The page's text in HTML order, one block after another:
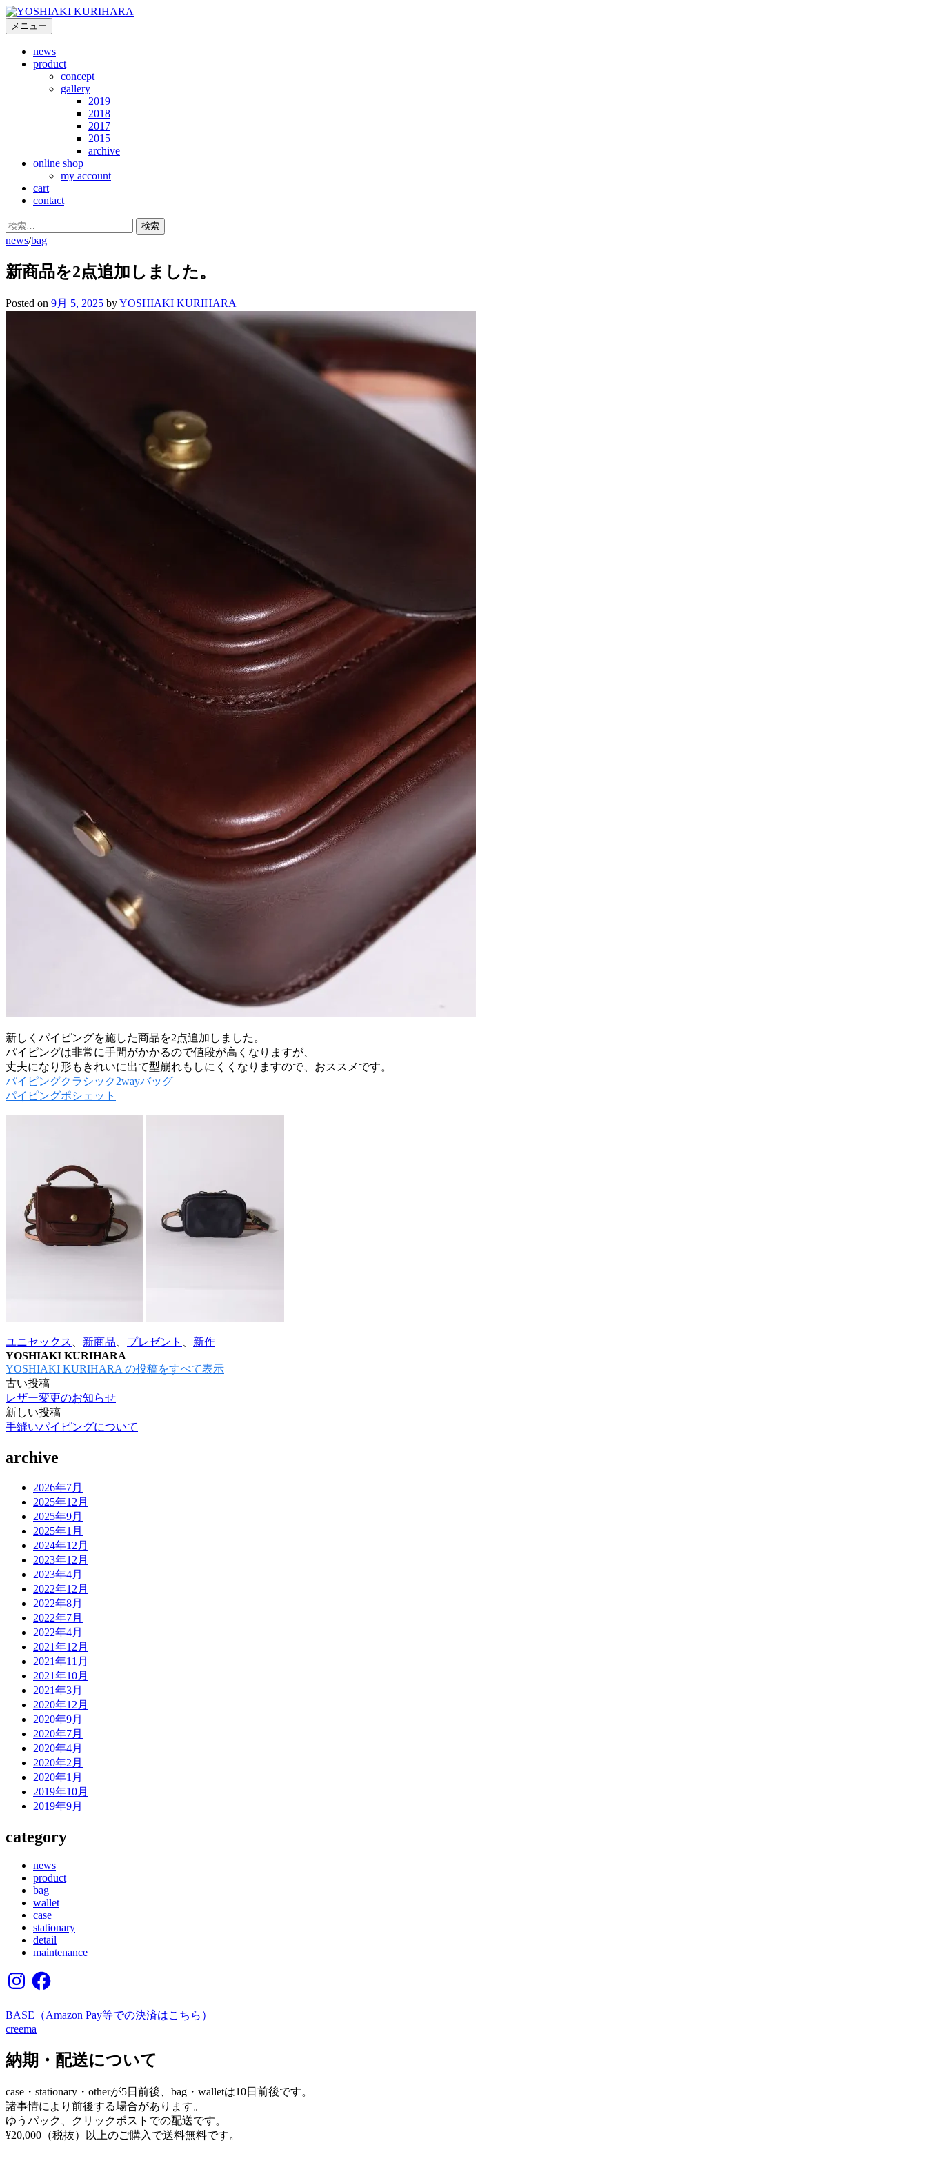
コ
ンメニュー
news
product
concept
gallery
2019
2018
2017
2015
archive
online shop
my account
cart
contact
検
索:
news/bag
新商品を2点追加しました。
Posted on 9月 5, 2025 byYOSHIAKI KURIHARA
新しくパイピングを施した商品を2点追加しました。
パイピングは非常に手間がかかるので値段が高くなりますが、
丈夫になり形もきれいに出て型崩れもしにくくなりますので、おススメです。
パイピングクラシック2wayバッグ
パイピングポシェット
ユニセックス 新商品 プレゼント
新作
YOSHIAKI KURIHARA
YOSHIAKI KURIHARA の投稿をすべて表示
投
稿
ナ
ビ
古い投稿
レザー変更のお知らせ
新しい投稿
手縫いパイピングについて
archive
2026年7月
2025年12月
2025年9月
2025年1月
2024年12月
2023年12月
2023年4月
2022年12月
2022年8月
2022年7月
2022年4月
2021年12月
2021年11月
2021年10月
2021年3月
2020年12月
2020年9月
2020年7月
2020年4月
2020年2月
2020年1月
2019年10月
2019年9月
category
news
product
bag
wallet
case
stationary
detail
maintenance
InstagramFacebook
BASE（Amazon Pay等での決済はこちら）
creema
納期・配送について
case・stationary・otherが5日前後、bag・walletは10日前後です。
諸事情により前後する場合があります。
ゆうパック、クリックポストでの配送です。
¥20,000（税抜）以上のご購入で送料無料です。